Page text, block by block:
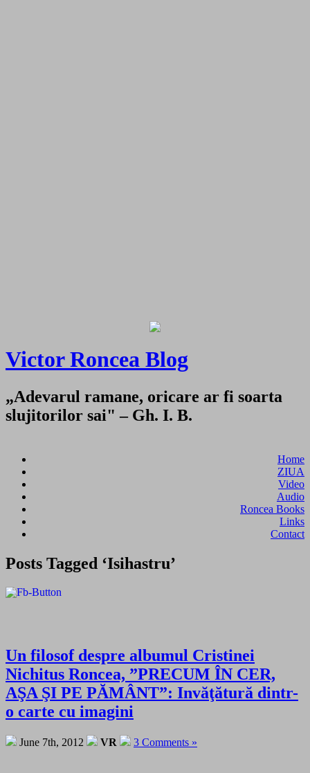
Victor Roncea Blog
„Adevarul ramane, oricare ar fi soarta
slujitorilor sai" – Gh. I. B.
Home
ZIUA
Video
Audio
Roncea Books
Links
Contact
Posts Tagged ‘Isihastru’
Un filosof despre albumul Cristinei
Nichitus Roncea, ”PRECUM ÎN CER,
AŞA ŞI PE PĂMÂNT”: Invăţătură dintr-
o carte cu imagini
June 7th, 2012 VR 3 Comments »